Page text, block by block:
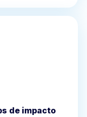
de impacto